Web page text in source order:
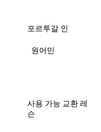
포르투갈 인
원어민
사용 가능 교환 레
슨